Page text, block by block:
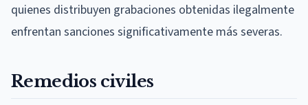
quienes distribuyen grabaciones obtenidas ilegalmente
enfrentan sanciones significativamente más severas.
Remedios civiles